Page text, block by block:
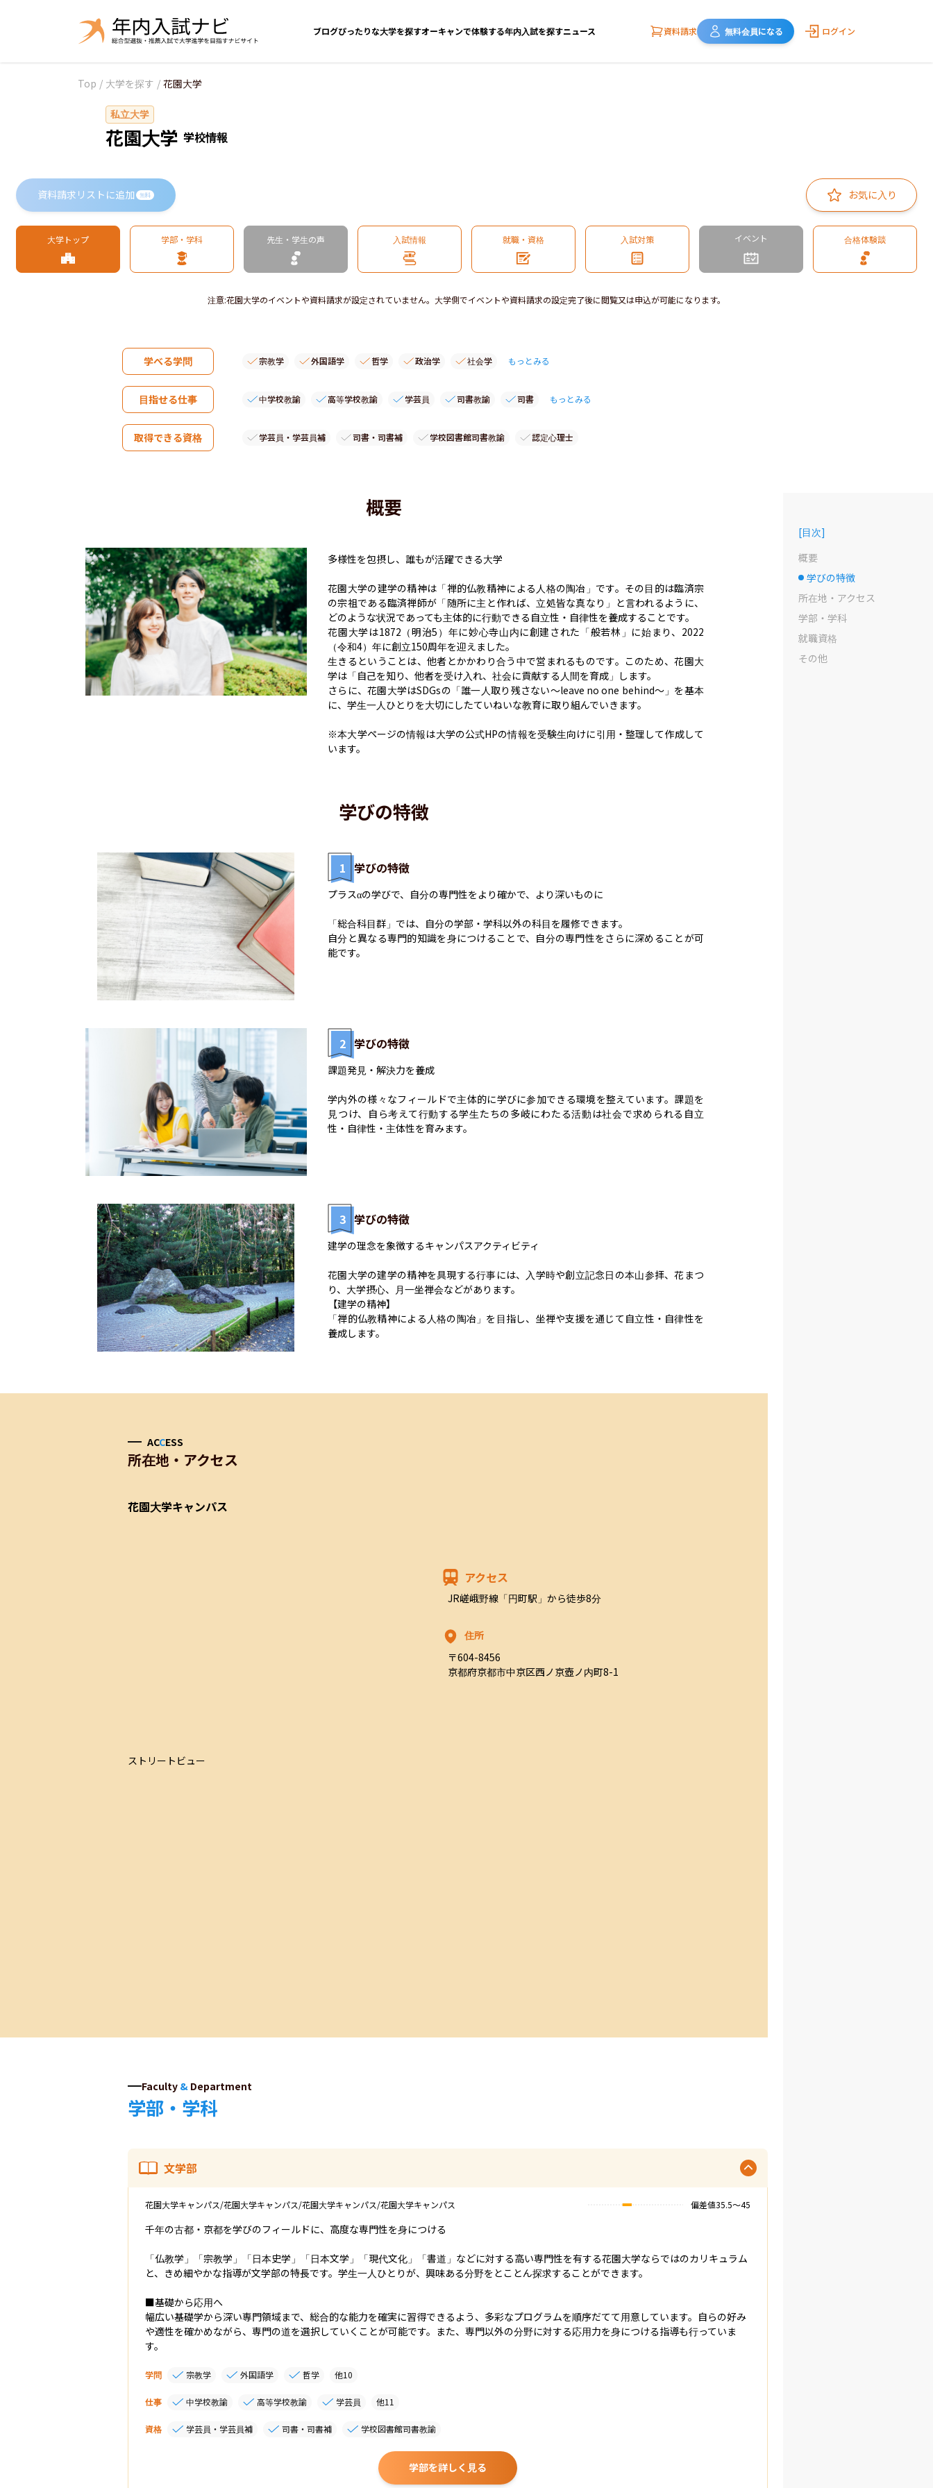
ブログぴったりな大学を探すオーキャンで体験する年内入試を探すニュース 資料請求 無料会員になる ログイン
Top / 大学を探す / 花園大学
私立大学
花園大学 学校情報
資料請求リストに追加 無料 お気に入り
大学トップ 学部・学科 先生・学生の声 入試情報 就職・資格 入試対策 イベント 合格体験談
注意:花園大学のイベントや資料請求が設定されていません。大学側でイベントや資料請求の設定完了後に閲覧又は申込が可能になります。
学べる学問 宗教学 外国語学 哲学 政治学 社会学 もっとみる
目指せる仕事 中学校教諭 高等学校教諭 学芸員 司書教諭 司書 もっとみる
取得できる資格 学芸員・学芸員補 司書・司書補 学校図書館司書教諭 認定心理士
概要
多様性を包摂し、誰もが活躍できる大学
花園大学の建学の精神は「禅的仏教精神による人格の陶冶」です。その目的は臨済宗
の宗祖である臨済禅師が「随所に主と作れば、立処皆な真なり」と言われるように、
どのような状況であっても主体的に行動できる自立性・自律性を養成することです。
花園大学は1872（明治5）年に妙心寺山内に創建された「般若林」に始まり、2022
（令和4）年に創立150周年を迎えました。
生きるということは、他者とかかわり合う中で営まれるものです。このため、花園大
学は「自己を知り、他者を受け入れ、社会に貢献する人間を育成」します。
さらに、花園大学はSDGsの「誰一人取り残さない〜leave no one behind〜」を基本
に、学生一人ひとりを大切にしたていねいな教育に取り組んでいきます。
※本大学ページの情報は大学の公式HPの情報を受験生向けに引用・整理して作成して
います。
学びの特徴
1 学びの特徴
プラスαの学びで、自分の専門性をより確かで、より深いものに
「総合科目群」では、自分の学部・学科以外の科目を履修できます。
自分と異なる専門的知識を身につけることで、自分の専門性をさらに深めることが可
能です。
2 学びの特徴
課題発見・解決力を養成
学内外の様々なフィールドで主体的に学びに参加できる環境を整えています。課題を
見つけ、自ら考えて行動する学生たちの多岐にわたる活動は社会で求められる自立
性・自律性・主体性を育みます。
3 学びの特徴
建学の理念を象徴するキャンパスアクティビティ
花園大学の建学の精神を具現する行事には、入学時や創立記念日の本山参拝、花まつ
り、大学摂心、月一坐禅会などがあります。
【建学の精神】
「禅的仏教精神による人格の陶冶」を目指し、坐禅や支援を通じて自立性・自律性を
養成します。
ACCESS
所在地・アクセス
花園大学キャンパス
アクセス
JR嵯峨野線「円町駅」から徒歩8分
住所
〒604-8456
京都府京都市中京区西ノ京壺ノ内町8-1
ストリートビュー
Faculty & Department
学部・学科
文学部
花園大学キャンパス/花園大学キャンパス/花園大学キャンパス/花園大学キャンパス 偏差値35.5〜45
千年の古都・京都を学びのフィールドに、高度な専門性を身につける
「仏教学」「宗教学」「日本史学」「日本文学」「現代文化」「書道」などに対する高い専門性を有する花園大学ならではのカリキュラム
と、きめ細やかな指導が文学部の特長です。学生一人ひとりが、興味ある分野をとことん探求することができます。
■基礎から応用へ
幅広い基礎学から深い専門領域まで、総合的な能力を確実に習得できるよう、多彩なプログラムを順序だてて用意しています。自らの好み
や適性を確かめながら、専門の道を選択していくことが可能です。また、専門以外の分野に対する応用力を身につける指導も行っていま
す。
学問 宗教学 外国語学 哲学 他10
仕事 中学校教諭 高等学校教諭 学芸員 他11
資格 学芸員・学芸員補 司書・司書補 学校図書館司書教諭
学部を詳しく見る
[目次]
概要
選択中のドット
学びの特徴
所在地・アクセス
学部・学科
就職資格
その他